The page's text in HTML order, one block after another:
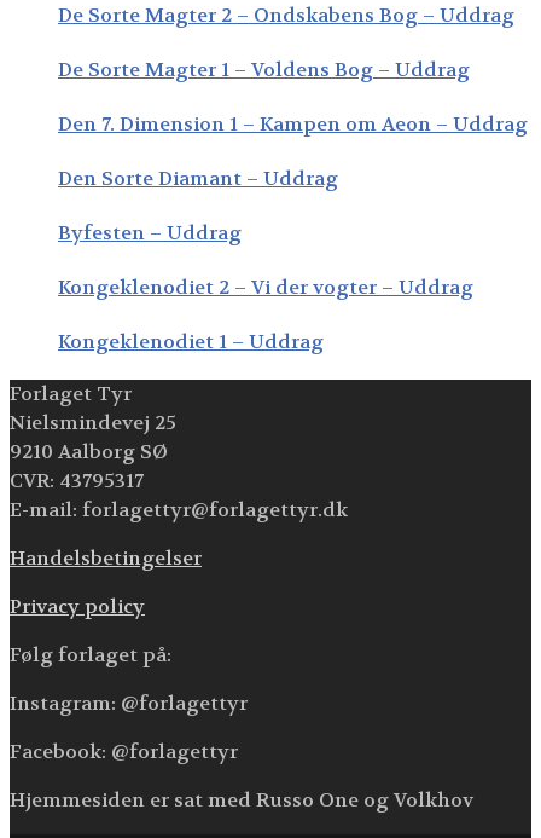
De Sorte Magter 2 – Ondskabens Bog – Uddrag
De Sorte Magter 1 – Voldens Bog – Uddrag
Den 7. Dimension 1 – Kampen om Aeon – Uddrag
Den Sorte Diamant – Uddrag
Byfesten – Uddrag
Kongeklenodiet 2 – Vi der vogter – Uddrag
Kongeklenodiet 1 – Uddrag
Forlaget Tyr
Nielsmindevej 25
9210 Aalborg SØ
CVR: 43795317
E-mail: forlagettyr@forlagettyr.dk
Handelsbetingelser
Privacy policy
Følg forlaget på:
Instagram: @forlagettyr
Facebook: @forlagettyr
Hjemmesiden er sat med Russo One og Volkhov